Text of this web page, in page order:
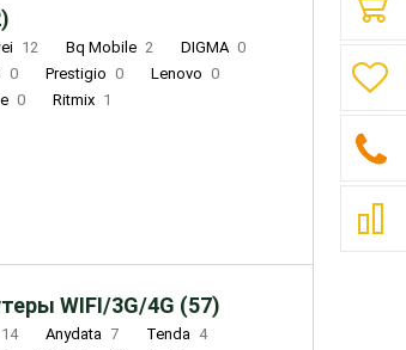
12 Bq Mobile 2 DIGMA 0
0 Prestigio 0 Lenovo 0
0 Ritmix 1
WIFI/3G/4G (57)
14 Anydata 7 Tenda 4